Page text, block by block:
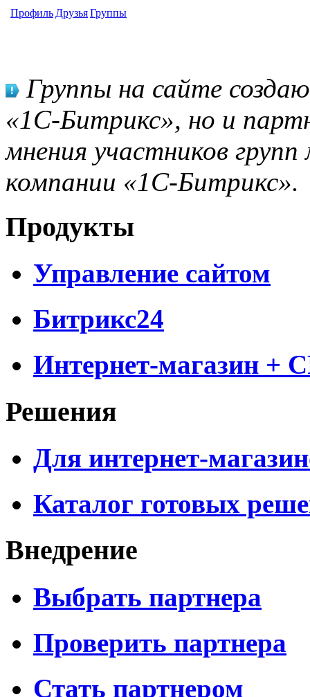
Профиль ДрузьяГруппы
Группы на сайте
«1С-Битрикс», но и
мнения участников
компании «1С-Битрикс».
Продукты
Управление сайтом
Битрикс24
Интернет-магазин +
Решения
Для интернет-
Каталог готовых
Внедрение
Выбрать партнера
Проверить партнера
Стать партнером